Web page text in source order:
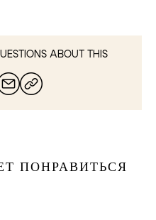
ABOUT THIS
ПОНРАВИТЬСЯ